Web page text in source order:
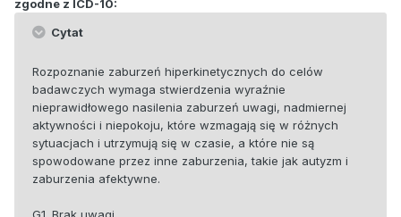
zgodne z ICD-10:
Cytat
Rozpoznanie zaburzeń hiperkinetycznych do celów
badawczych wymaga stwierdzenia wyraźnie
nieprawidłowego nasilenia zaburzeń uwagi, nadmiernej
aktywności i niepokoju, które wzmagają się w różnych
sytuacjach i utrzymują się w czasie, a które nie są
spowodowane przez inne zaburzenia, takie jak autyzm i
zaburzenia afektywne.